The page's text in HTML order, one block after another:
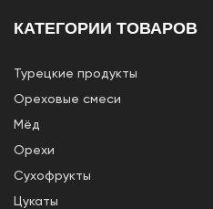
КАТЕГОРИИ ТОВАРОВ
Турецкие продукты
Ореховые смеси
Мёд
Орехи
Сухофрукты
Цукаты